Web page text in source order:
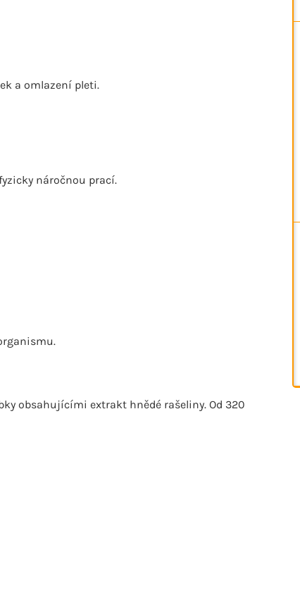
a omlazení pleti.
náročnou prací.
obsahujícími extrakt hnědé rašeliny. Od 320